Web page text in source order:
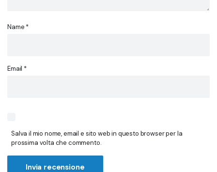
Name *
Email *
Salva il mio nome, email e sito web in questo browser per la
prossima volta che commento.